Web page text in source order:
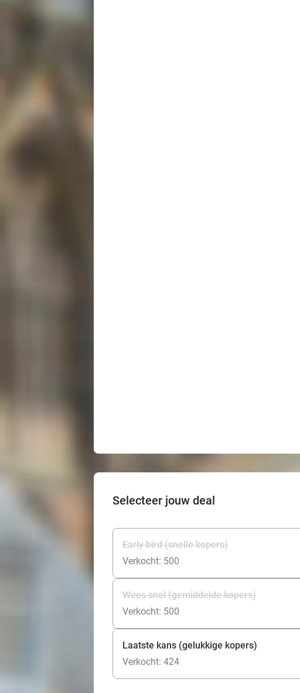
Selecteer jouw deal
Early bird (snelle kopers)
Verkocht: 500
Wees snel (gemiddelde kopers)
Verkocht: 500
Laatste kans (gelukkige kopers)
Verkocht: 424